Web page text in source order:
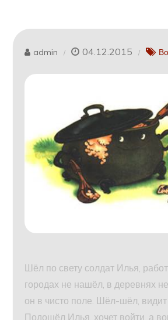
admin 04.12.2015
Шёл по свету солдат Илья,
городах не нашёл, в деревнях
он в чисто поле. Шёл-шёл,
Подошёл Илья, хочет войти, а